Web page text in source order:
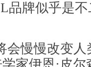
品牌似乎是
会慢慢改变人
家伊恩·皮